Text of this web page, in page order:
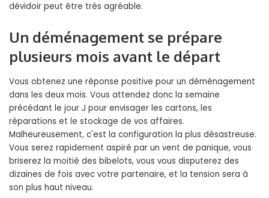
dévidoir peut être très agréable.
Un déménagement se prépare
plusieurs mois avant le départ
Vous obtenez une réponse positive pour un déménagement
dans les deux mois. Vous attendez donc la semaine
précédant le jour J pour envisager les cartons, les
réparations et le stockage de vos affaires.
Malheureusement, c'est la configuration la plus désastreuse.
Vous serez rapidement aspiré par un vent de panique, vous
briserez la moitié des bibelots, vous vous disputerez des
dizaines de fois avec votre partenaire, et la tension sera à
son plus haut niveau.